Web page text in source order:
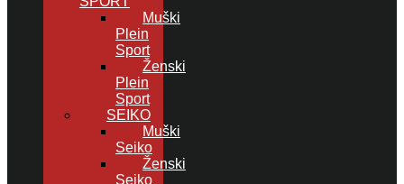
Muški
Plein
Sport
Ženski
Plein
Sport
SEIKO
Muški
Seiko
Ženski
Seiko